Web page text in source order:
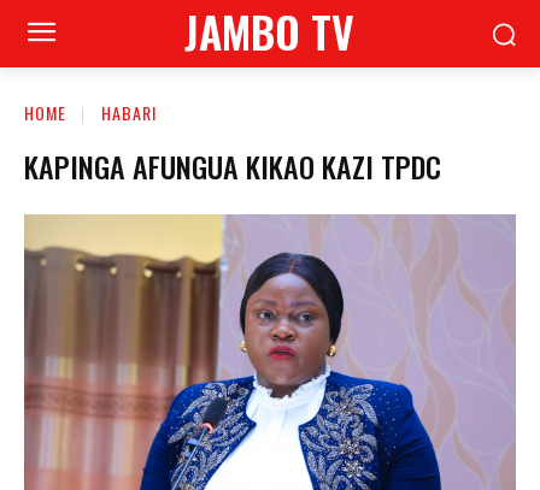
JAMBO TV
HOME HABARI
KAPINGA AFUNGUA KIKAO KAZI TPDC